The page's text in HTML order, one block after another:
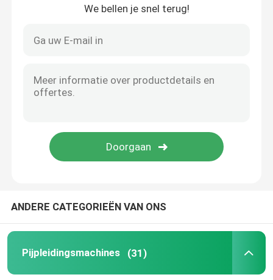
Pijpsnijmachine
Externe Pijpklem
Het lassen verwarmt Materiaal voor
De Wieg van de pijprol
Lassentent
We bellen je snel terug!
ANDERE CATEGORIEËN VAN ONS
Pijpleidingsmachines (31)